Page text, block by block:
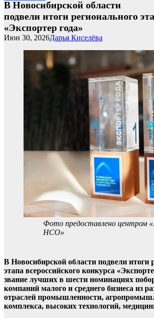
В Новосибирской области
подвели итоги регионального
«Экспортер года»
Дарья Киселёва
Июн 30, 2026
Фото предоставлено центром
НСО»
В Новосибирской области подвели итоги
этапа всероссийского конкурса
звание лучших в шести номинациях
компаний малого и среднего бизнеса из
отраслей промышленности,
комплекса, высоких технологий,